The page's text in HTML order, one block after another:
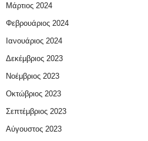
Μάρτιος 2024
Φεβρουάριος 2024
Ιανουάριος 2024
Δεκέμβριος 2023
Νοέμβριος 2023
Οκτώβριος 2023
Σεπτέμβριος 2023
Αύγουστος 2023